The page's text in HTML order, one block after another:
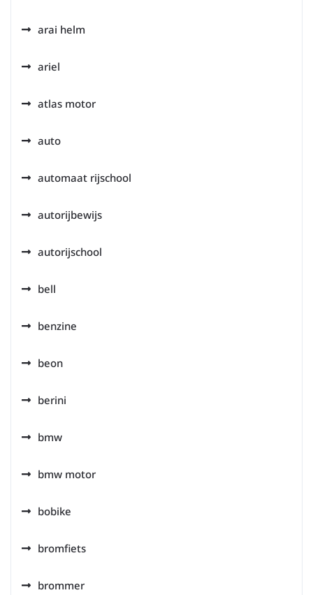
arai helm
ariel
atlas motor
auto
automaat rijschool
autorijbewijs
autorijschool
bell
benzine
beon
berini
bmw
bmw motor
bobike
bromfiets
brommer